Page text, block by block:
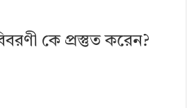
কে প্রস্তুত করেন?